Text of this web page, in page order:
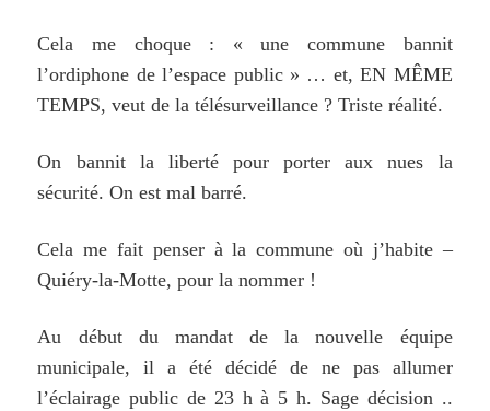
Cela me choque : « une commune bannit
l’ordiphone de l’espace public » … et, EN MÊME
TEMPS, veut de la télésurveillance ? Triste réalité.
On bannit la liberté pour porter aux nues la
sécurité. On est mal barré.
Cela me fait penser à la commune où j’habite –
Quiéry-la-Motte, pour la nommer !
Au début du mandat de la nouvelle équipe
municipale, il a été décidé de ne pas allumer
l’éclairage public de 23 h à 5 h. Sage décision ..